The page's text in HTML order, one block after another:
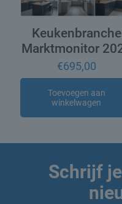
Keukenbranche
Marktmonitor
€695,00
Toevoegen aan
winkelwagen
Schrijf